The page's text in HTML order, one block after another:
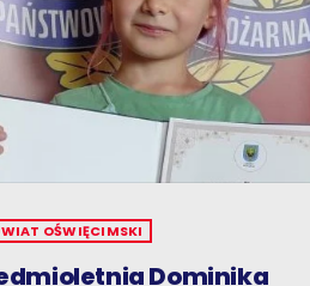
OŚWIĘCIMSKI
Dominika